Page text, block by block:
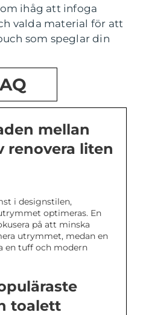
ihåg att infoga
valda material för att
som speglar din
mellan
renovera liten
i designstilen,
optimeras. En
på att minska
utrymmet, medan en
en tuff och modern
toalett